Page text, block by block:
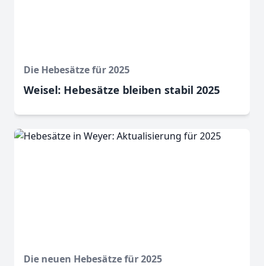
Die Hebesätze für 2025
Weisel: Hebesätze bleiben stabil 2025
Die neuen Hebesätze für 2025